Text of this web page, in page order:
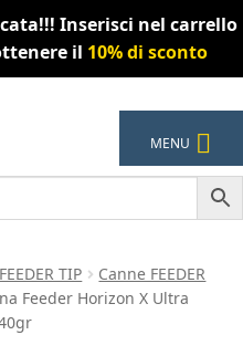
Inserisci nel carrello
il 10% di sconto
MENU
TIP
Canne FEEDER
Feeder Horizon X Ultra